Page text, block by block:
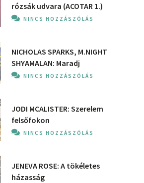
rózsák udvara (ACOTAR 1.)
NINCS HOZZÁSZÓLÁS
NICHOLAS SPARKS, M.NIGHT
SHYAMALAN: Maradj
NINCS HOZZÁSZÓLÁS
JODI MCALISTER: Szerelem
felsőfokon
NINCS HOZZÁSZÓLÁS
JENEVA ROSE: A ​tökéletes
házasság